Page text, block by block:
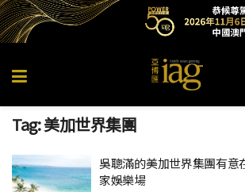
Tag:美加世界集團
吳聰滿的美加世界集團有意
家娛樂場